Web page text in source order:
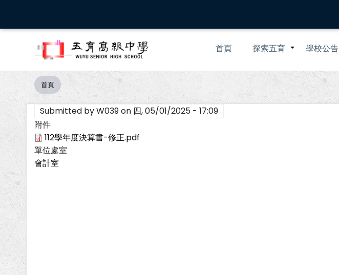
主
Main
navigation
首頁 +
探索五育 學校公告
導
航
連
結
首頁
Submitted byW039on 四, 05/01/2025 - 17:09
附件
112學年度決算書-修正.pdf
單位處室
會計室